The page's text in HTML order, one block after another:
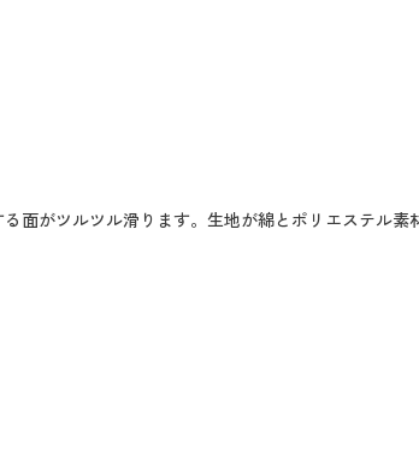
面がツルツル滑ります。生地が綿とポリエステル